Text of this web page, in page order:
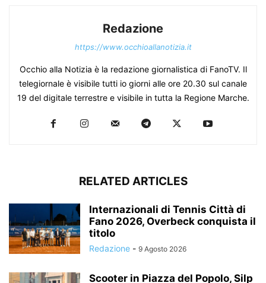
Redazione
https://www.occhioallanotizia.it
Occhio alla Notizia è la redazione giornalistica di FanoTV. Il
telegiornale è visibile tutti io giorni alle ore 20.30 sul canale
19 del digitale terrestre e visibile in tutta la Regione Marche.
RELATED ARTICLES
Internazionali di Tennis Città di
Fano 2026, Overbeck conquista il
titolo
Redazione - 9 Agosto 2026
Scooter in Piazza del Popolo, Silp